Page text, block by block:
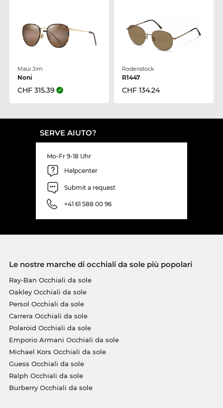
Maui Jim
Noni
CHF 315.39
Rodenstock
R1447
CHF 134.24
SERVE AIUTO?
Mo-Fr 9-18 Uhr
Helpcenter
Submit a request
+41 61 588 00 96
Le nostre marche di occhiali da sole più popolari
Ray-Ban Occhiali da sole
Oakley Occhiali da sole
Persol Occhiali da sole
Carrera Occhiali da sole
Polaroid Occhiali da sole
Emporio Armani Occhiali da sole
Michael Kors Occhiali da sole
Guess Occhiali da sole
Ralph Occhiali da sole
Burberry Occhiali da sole